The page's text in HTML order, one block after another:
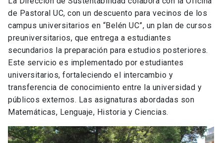
de Pastoral UC, con un descuento para vecinos de los
campus universitarios en “Belén UC”, un plan de cursos
preuniversitarios, que entrega a estudiantes
secundarios la preparación para estudios posteriores.
Este servicio es implementado por estudiantes
universitarios, fortaleciendo el intercambio y
transferencia de conocimiento entre la universidad y
públicos externos. Las asignaturas abordadas son
Matemáticas, Lenguaje, Historia y Ciencias.